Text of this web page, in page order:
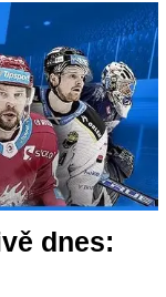
dnes: